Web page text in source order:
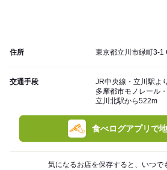
住所 東京都立川市緑町3-1
交通手段
JR中央線・立川駅よ
多摩都市モノレール
立川北駅から522m
食べログアプリで
気になるお店を保存すると、いつで